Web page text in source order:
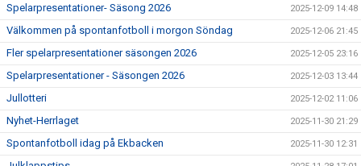
Spelarpresentationer- Säsong 2026 2025-12-09 14:48
Välkommen på spontanfotboll i morgon Söndag 2025-12-06 21:45
Fler spelarpresentationer säsongen 2026 2025-12-05 23:16
Spelarpresentationer - Säsongen 2026 2025-12-03 13:44
Jullotteri 2025-12-02 11:06
Nyhet-Herrlaget 2025-11-30 21:29
Spontanfotboll idag på Ekbacken 2025-11-30 12:31